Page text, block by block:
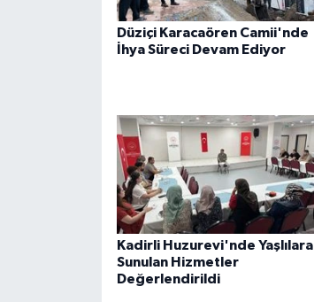
Düziçi Karacaören Camii'nde
İhya Süreci Devam Ediyor
Kadirli Huzurevi'nde Yaşlılara
Sunulan Hizmetler
Değerlendirildi